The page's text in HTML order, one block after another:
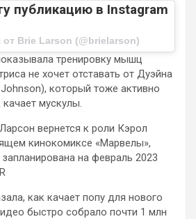
публикацию в Instagram
от Brie Larson (@brielarson)
тренировку мышц
не хочет отставать от Дуэйна
который тоже активно
мускулы.
вернется к роли Кэрол
кинокомиксе «Марвелы»,
на февраль 2023
как качает попу для нового
быстро собрало почти 1 млн